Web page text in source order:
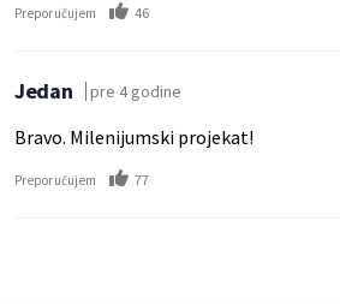
Preporučujem 46
Jedan pre 4 godine
Bravo. Milenijumski projekat!
Preporučujem 77